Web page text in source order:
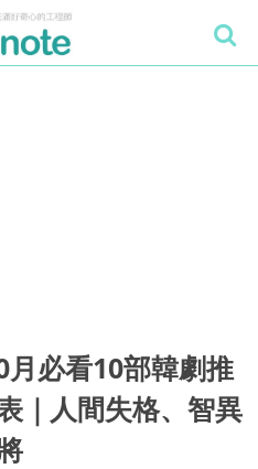
月必看10部韓劇推
｜人間失格、智異